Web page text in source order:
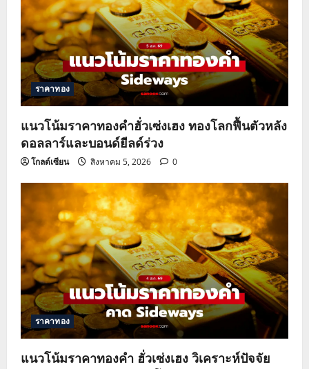
ราคาทอง
แนวโน้มราคาทองคำฮั่วเซ่งเฮง ทองโลกฟื้นตัวหลัง
ดอลลาร์และบอนด์ยีลด์ร่วง
โกลด์เซียน สิงหาคม 5, 2026 0
ราคาทอง
แนวโน้มราคาทองคำ ฮั่วเซ่งเฮง วิเคราะห์ปัจจัย